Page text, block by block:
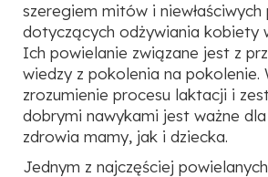
szeregiem mitów i niewłaściwych
dotyczących odżywiania kobiety
Ich powielanie związane jest z
wiedzy z pokolenia na pokolenie.
zrozumienie procesu laktacji i
dobrymi nawykami jest ważne
zdrowia mamy, jak i dziecka.
Jednym z najczęściej